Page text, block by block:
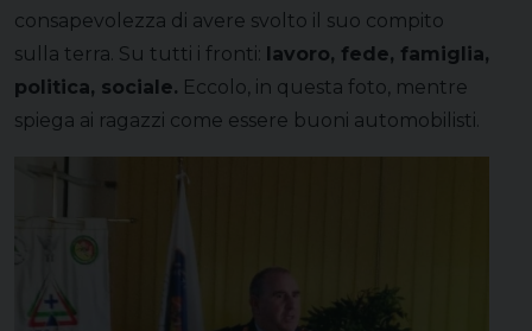
consapevolezza di avere svolto il suo compito
sulla terra. Su tutti i fronti: lavoro, fede, famiglia,
politica, sociale. Eccolo, in questa foto, mentre
spiega ai ragazzi come essere buoni automobilisti.